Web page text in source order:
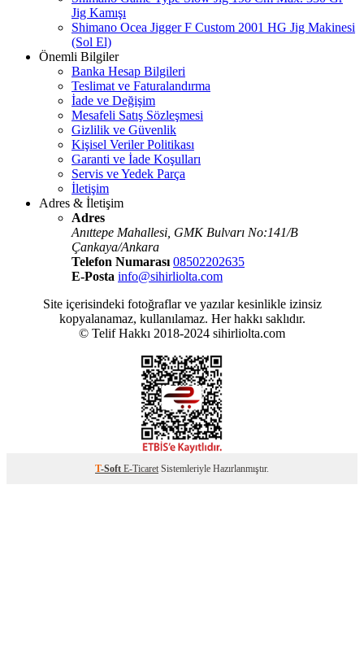
Jig Kamışı
Shimano Ocea Jigger F Custom 2001 HG Jig Makinesi
(Sol El)
Önemli Bilgiler
Banka Hesap Bilgileri
Teslimat ve Faturalandırma
İade ve Değişim
Mesafeli Satış Sözleşmesi
Gizlilik ve Güvenlik
Kişisel Veriler Politikası
Garanti ve İade Koşulları
Servis ve Yedek Parça
İletişim
Adres & İletişim
Adres
Anıttepe Mahallesi, GMK Bulvarı No:141/B
Çankaya/Ankara
Telefon Numarası 08502202635
E-Posta info@sihirliolta.com
Site içerisindeki fotoğraflar ve yazılar kesinlikle izinsiz
kopyalanamaz, kullanılamaz. Her hakkı saklıdır.
© Telif Hakkı 2018-2024 sihirliolta.com
T-Soft E-Ticaret Sistemleriyle Hazırlanmıştır.